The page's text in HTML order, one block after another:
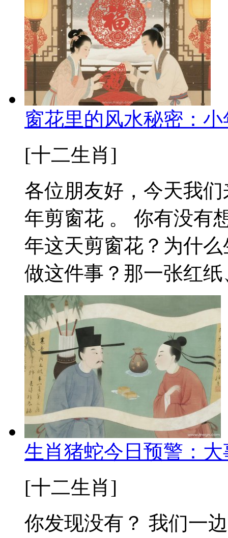
窗花里的风水秘密：
[十二生肖]
各位朋友好，今天我
年剪窗花 。 你有没有
年这天剪窗花？为什
做这件事？那一张红
生肖猪蛇今日预警：
[十二生肖]
你发现没有？ 我们一